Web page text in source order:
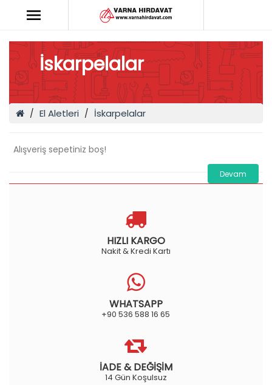
İskarpelalar
El Aletleri İskarpelalar
Alışveriş sepetiniz boş!
Devam
HIZLI KARGO
Nakit & Kredi Kartı
WHATSAPP
+90 536 588 16 65
İADE & DEĞİŞİM
14 Gün Koşulsuz